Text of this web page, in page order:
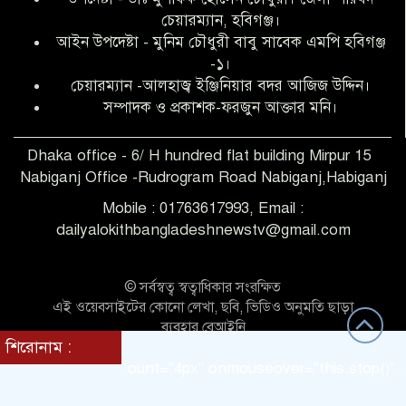
আব্দুল হক তালুকদার ফাউন্ডেশন মানবতার
শিকড় ছুঁই ছুঁই,ফরজুন আক্তার মনি
সিলেট রেঞ্জের শ্রেষ্ঠ ওসি নির্বাচিত হলেন
নবীগঞ্জ থানার ওসি মোনায়েম
‎নবীগঞ্জে এক সাজাপ্রাপ্ত পলাতক আসামি
শিশু ধর্ষণের অভিযোগে অভিযুক্ত গ্রেফতার ১
চেয়ারম্যান, হবিগঞ্জ।
আইন উপদেষ্টা - মুনিম চৌধুরী বাবু সাবেক এমপি হবিগঞ্জ
-১।
চেয়ারম্যান -আলহাজ্ব ইঞ্জিনিয়ার বদর আজিজ উদ্দিন।
সম্পাদক ও প্রকাশক-ফরজুন আক্তার মনি।
Dhaka office - 6/ H hundred flat building Mirpur 15
Nabiganj Office -Rudrogram Road Nabiganj,Habiganj
Mobile : 01763617993, Email :
dailyalokithbangladeshnewstv@gmail.com
শিরোনাম :
scrollamount="4px" onmouseover="this.stop()"
© সর্বস্বত্ব স্বত্বাধিকার সংরক্ষিত
এই ওয়েবসাইটের কোনো লেখা, ছবি, ভিডিও অনুমতি ছাড়া
ব্যবহার বেআইনি